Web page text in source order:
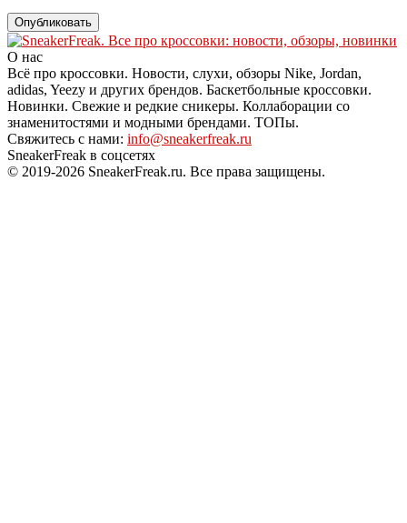
О нас
Всё про кроссовки. Новости, слухи, обзоры Nike, Jordan,
adidas, Yeezy и других брендов. Баскетбольные кроссовки.
Новинки. Свежие и редкие сникеры. Коллаборации со
знаменитостями и модными брендами. ТОПы.
Свяжитесь с нами: info@sneakerfreak.ru
SneakerFreak в соцсетях
© 2019-2026 SneakerFreak.ru. Все права защищены.